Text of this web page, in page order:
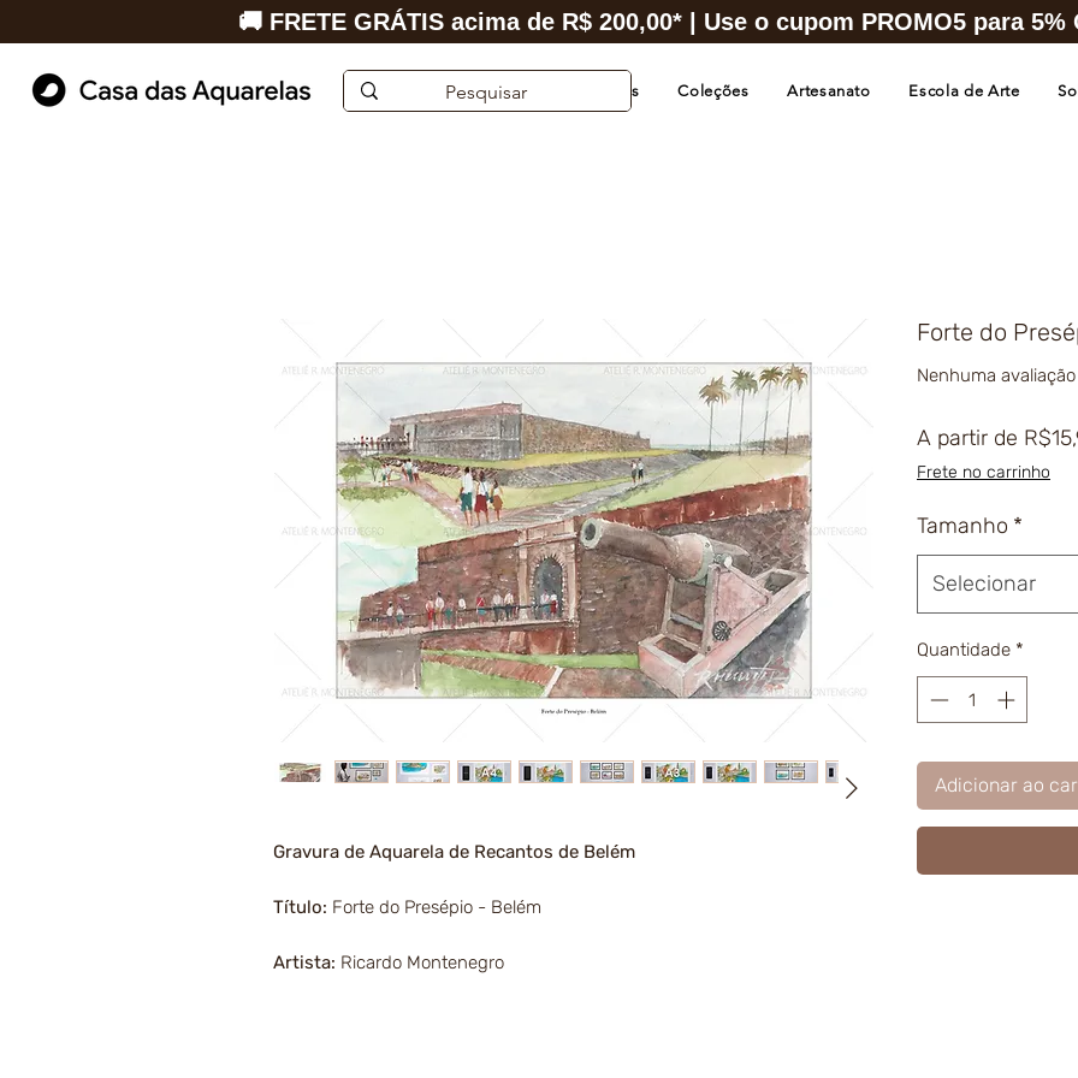
Aquarelas de Cidades Coleções Artesanato Escola de Arte
🚚 FRETE GRÁTIS acima de R$ 200,00* | Use o cupom PROMO5 para
Gravura de Aquarela de Recantos de Belém
Título: Forte do Presépio - Belém
Artista: Ricardo Montenegro
Forte do
Nenhuma avaliação
A partir de
Frete no carrinho
Tamanho *
Selecionar
Quantidade *
Adicionar ao